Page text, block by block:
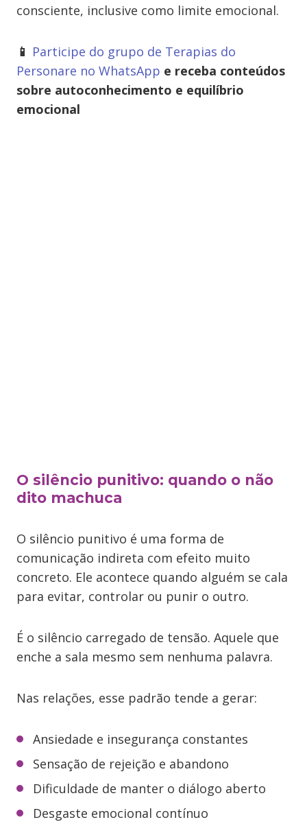
consciente, inclusive como limite emocional.
📱 Participe do grupo de Terapias do
Personare no WhatsApp e receba conteúdos
sobre autoconhecimento e equilíbrio
emocional
O silêncio punitivo: quando o não
dito machuca
O silêncio punitivo é uma forma de
comunicação indireta com efeito muito
concreto. Ele acontece quando alguém se cala
para evitar, controlar ou punir o outro.
É o silêncio carregado de tensão. Aquele que
enche a sala mesmo sem nenhuma palavra.
Nas relações, esse padrão tende a gerar:
Ansiedade e insegurança constantes
Sensação de rejeição e abandono
Dificuldade de manter o diálogo aberto
Desgaste emocional contínuo